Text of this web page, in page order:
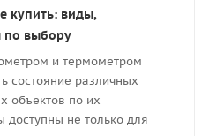
купить: виды,
по выбору
и термометром
состояние различных
объектов по их
доступны не только для